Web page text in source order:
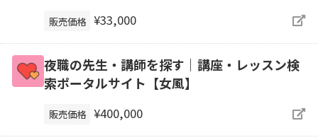
販売価格 ¥33,000
夜職の先生・講師を探す｜講座・レッスン検
索ポータルサイト【女風】
販売価格 ¥400,000